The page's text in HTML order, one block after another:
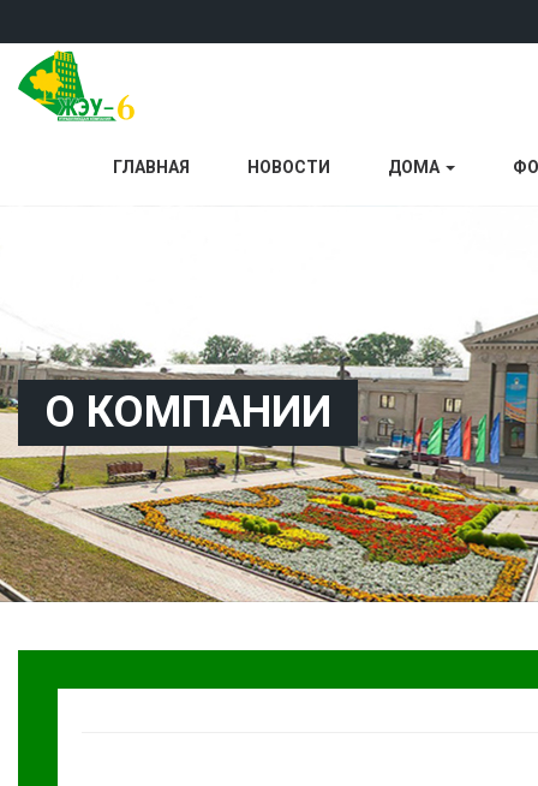
ГЛАВНАЯ НОВОСТИ ДОМА
О КОМПАНИИ